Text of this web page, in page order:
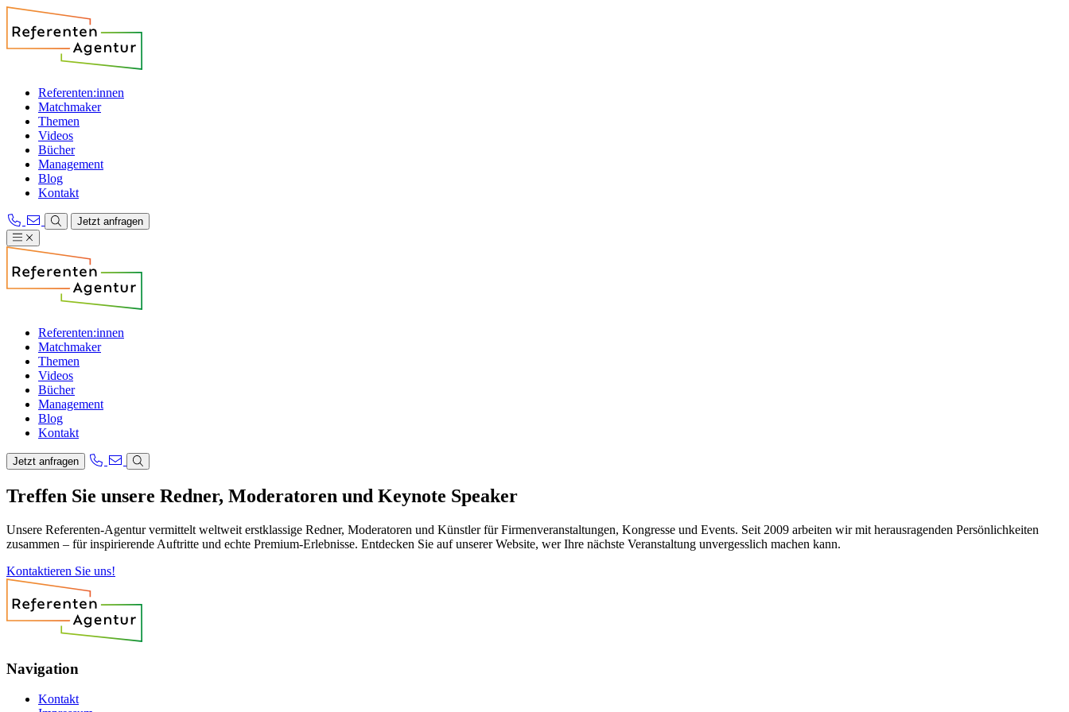
Referenten:innen
Matchmaker
Themen
Videos
Bücher
Management
Blog
Kontakt
Jetzt anfragen
Referenten:innen
Matchmaker
Themen
Videos
Bücher
Management
Blog
Kontakt
Jetzt anfragen
Treffen Sie unsere Redner, Moderatoren und Keynote Speaker
Unsere Referenten-Agentur vermittelt weltweit erstklassige Redner, Moderatoren und Künstler für Firmenveranstaltungen, Kongresse und Events. Seit 2009 arbeiten wir mit herausragenden Persönlichkeiten
zusammen – für inspirierende Auftritte und echte Premium-Erlebnisse. Entdecken Sie auf unserer Website, wer Ihre nächste Veranstaltung unvergesslich machen kann.
Kontaktieren Sie uns!
Navigation
Kontakt